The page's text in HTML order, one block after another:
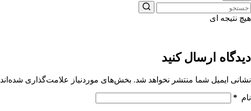
هیچ نتیجه ای
دیدگاه ارسال کنید
نشانی ایمیل شما منتشر نخواهد شد. بخش‌های موردنیاز علامت‌گذاری شده‌اند
نام *